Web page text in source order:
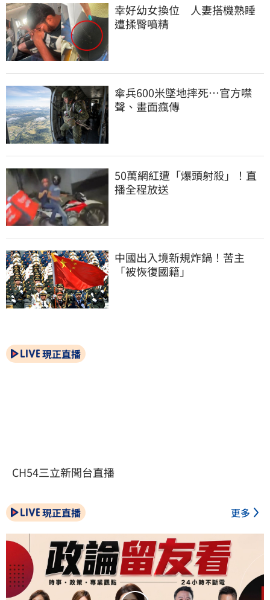
幸好幼女換位　人妻搭機熟睡
遭揉臀噴精
傘兵600米墜地摔死…官方噤
聲、畫面瘋傳
50萬網紅遭「爆頭射殺」！直
播全程放送
中國出入境新規炸鍋！苦主
「被恢復國籍」
現正直播
CH54三立新聞台直播
現正直播 更多